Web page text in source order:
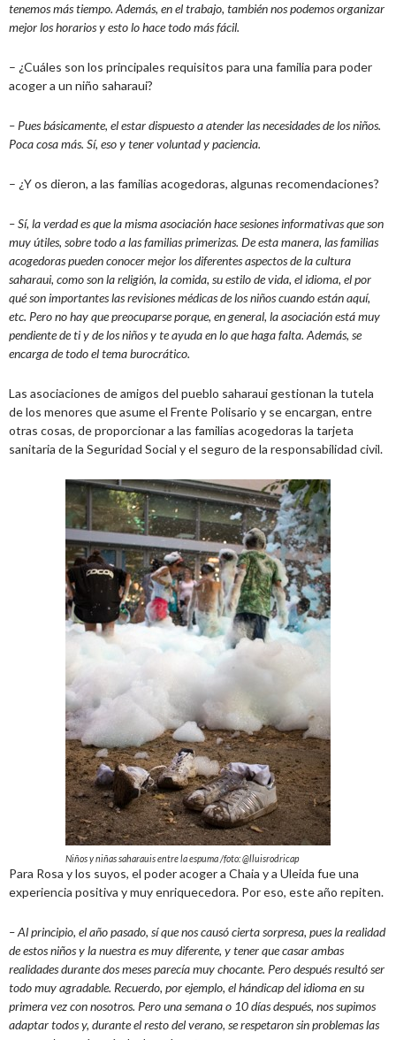
tenemos más tiempo. Además, en el trabajo, también nos podemos organizar
mejor los horarios y esto lo hace todo más fácil.
– ¿Cuáles son los principales requisitos para una familia para poder
acoger a un niño saharaui?
– Pues básicamente, el estar dispuesto a atender las necesidades de los niños.
Poca cosa más. Sí, eso y tener voluntad y paciencia.
– ¿Y os dieron, a las familias acogedoras, algunas recomendaciones?
– Sí, la verdad es que la misma asociación hace sesiones informativas que son
muy útiles, sobre todo a las familias primerizas. De esta manera, las familias
acogedoras pueden conocer mejor los diferentes aspectos de la cultura
saharaui, como son la religión, la comida, su estilo de vida, el idioma, el por
qué son importantes las revisiones médicas de los niños cuando están aquí,
etc. Pero no hay que preocuparse porque, en general, la asociación está muy
pendiente de ti y de los niños y te ayuda en lo que haga falta. Además, se
encarga de todo el tema burocrático.
Las asociaciones de amigos del pueblo saharaui gestionan la tutela
de los menores que asume el Frente Polisario y se encargan, entre
otras cosas, de proporcionar a las familias acogedoras la tarjeta
sanitaria de la Seguridad Social y el seguro de la responsabilidad civil.
Niños y niñas saharauis entre la espuma /foto: @lluisrodricap
Para Rosa y los suyos, el poder acoger a Chaia y a Uleida fue una
experiencia positiva y muy enriquecedora. Por eso, este año repiten.
– Al principio, el año pasado, sí que nos causó cierta sorpresa, pues la realidad
de estos niños y la nuestra es muy diferente, y tener que casar ambas
realidades durante dos meses parecía muy chocante. Pero después resultó ser
todo muy agradable. Recuerdo, por ejemplo, el hándicap del idioma en su
primera vez con nosotros. Pero una semana o 10 días después, nos supimos
adaptar todos y, durante el resto del verano, se respetaron sin problemas las